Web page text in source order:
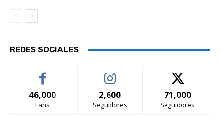
REDES SOCIALES
46,000
Fans
2,600
Seguidores
71,000
Seguidores